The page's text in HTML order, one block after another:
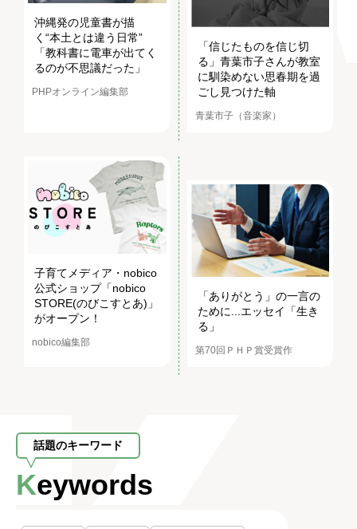
沖縄発の児童書が描
く“本土とは違う日常”
「教科書に電車が出てく
るのが不思議だった」
PHPオンライン編集部
「信じたものを信じ切
る」青葉市子さんが教室
に馴染めない思春期を過
ごし見つけた軸
青葉市子（音楽家）
子育てメディア・nobico
公式ショップ「nobico
STORE(のびこすとあ)」
がオープン！
nobico編集部
「ありがとう」の一言の
ために...エッセイ「生き
る」
第70回ＰＨＰ賞受賞作
話題のキーワード
Keywords